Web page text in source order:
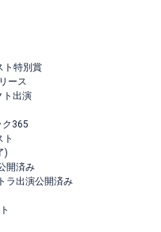
ト特別賞
ース
ト出演
ク365
ト
)
開済み
ラ出演公開済み